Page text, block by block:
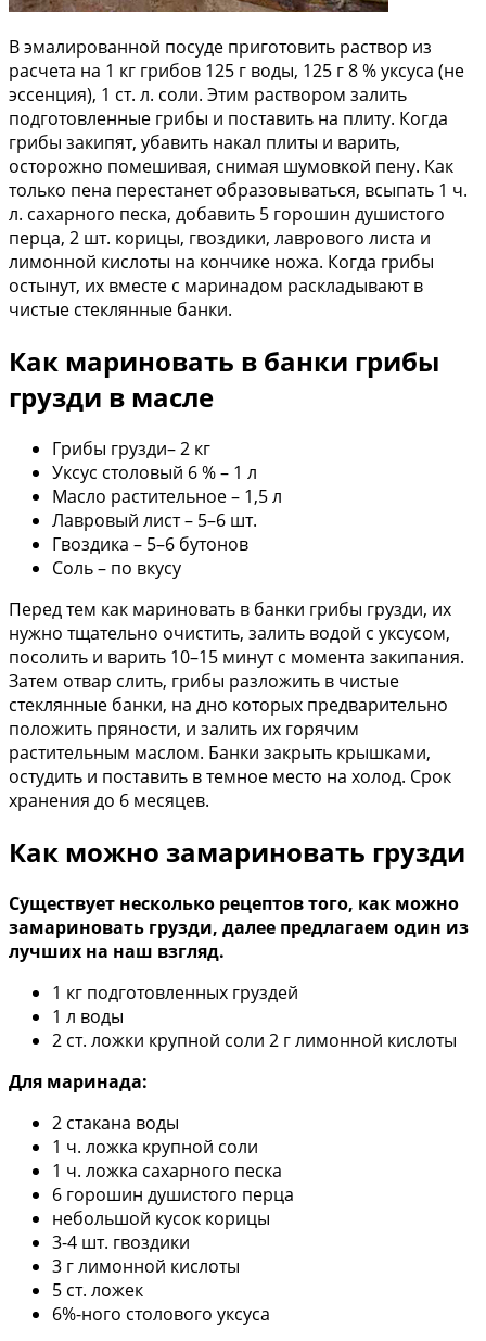
В эмалированной посуде приготовить раствор из
расчета на 1 кг грибов 125 г воды, 125 г 8 % уксуса (не
эссенция), 1 ст. л. соли. Этим раствором залить
подготовленные грибы и поставить на плиту. Когда
грибы закипят, убавить накал плиты и варить,
осторожно помешивая, снимая шумовкой пену. Как
только пена перестанет образовываться, всыпать 1 ч.
л. сахарного песка, добавить 5 горошин душистого
перца, 2 шт. корицы, гвоздики, лаврового листа и
лимонной кислоты на кончике ножа. Когда грибы
остынут, их вместе с маринадом раскладывают в
чистые стеклянные банки.
Как мариновать в банки грибы
грузди в масле
Грибы грузди– 2 кг
Уксус столовый 6 % – 1 л
Масло растительное – 1,5 л
Лавровый лист – 5–6 шт.
Гвоздика – 5–6 бутонов
Соль – по вкусу
Перед тем как мариновать в банки грибы грузди, их
нужно тщательно очистить, залить водой с уксусом,
посолить и варить 10–15 минут с момента закипания.
Затем отвар слить, грибы разложить в чистые
стеклянные банки, на дно которых предварительно
положить пряности, и залить их горячим
растительным маслом. Банки закрыть крышками,
остудить и поставить в темное место на холод. Срок
хранения до 6 месяцев.
Как можно замариновать грузди
Существует несколько рецептов того, как можно
замариновать грузди, далее предлагаем один из
лучших на наш взгляд.
1 кг подготовленных груздей
1 л воды
2 ст. ложки крупной соли 2 г лимонной кислоты
Для маринада:
2 стакана воды
1 ч. ложка крупной соли
1 ч. ложка сахарного песка
6 горошин душистого перца
небольшой кусок корицы
3-4 шт. гвоздики
3 г лимонной кислоты
5 ст. ложек
6%-ного столового уксуса